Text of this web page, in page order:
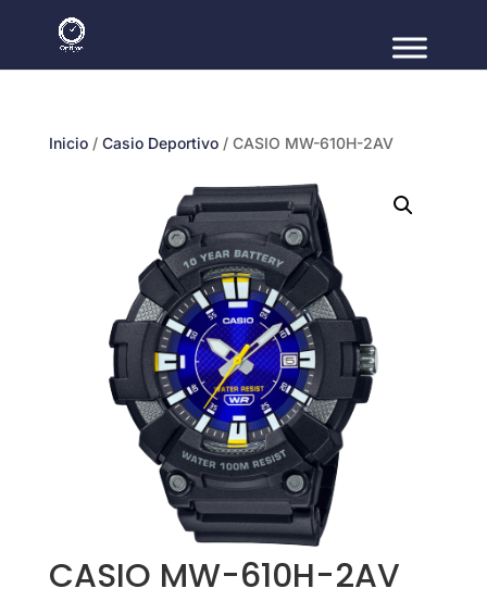
Inicio/ Casio Deportivo/ CASIO MW-610H-2AV
CASIO MW-610H-2AV